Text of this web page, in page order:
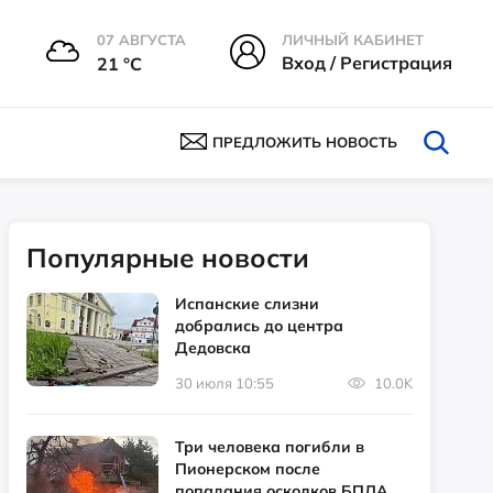
07 АВГУСТА
21 °С
ЛИЧНЫЙ КАБИНЕТ
Вход / Регистрация
ПРЕДЛОЖИТЬ НОВОСТЬ
Популярные новости
Испанские слизни
добрались до центра
Дедовска
30 июля 10:55 10.0K
Три человека погибли в
Пионерском после